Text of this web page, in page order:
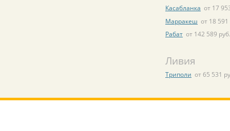
Касабланка от 17
Марракеш от 18 591
Рабат от 142 589 руб.
Ливия
Триполи от 65 531